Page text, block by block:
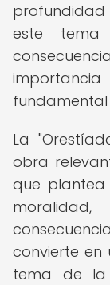
profundidad
este tema
La
obra
que plantea
convierte en
tema de la